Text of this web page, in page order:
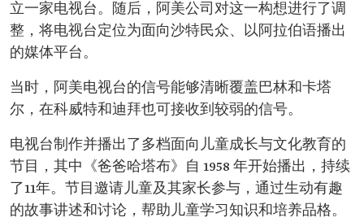
立一家电视台。随后，阿美公司对这一构想进行了调
整，将电视台定位为面向沙特民众、以阿拉伯语播出
的媒体平台。
当时，阿美电视台的信号能够清晰覆盖巴林和卡塔
尔，在科威特和迪拜也可接收到较弱的信号。
电视台制作并播出了多档面向儿童成长与文化教育的
节目，其中《爸爸哈塔布》自 1958 年开始播出，持续
了11年。节目邀请儿童及其家长参与，通过生动有趣
的故事讲述和讨论，帮助儿童学习知识和培养品格。